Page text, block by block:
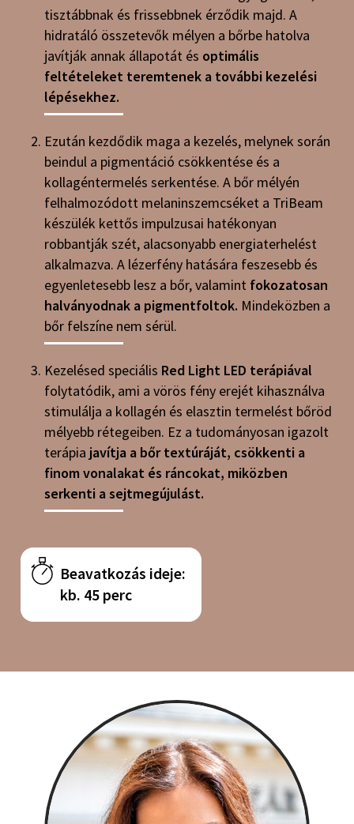
tisztábbnak és frissebbnek érződik majd. A
hidratáló összetevők mélyen a bőrbe hatolva
javítják annak állapotát és optimális
feltételeket teremtenek a további kezelési
lépésekhez.
Ezután kezdődik maga a kezelés, melynek során
beindul a pigmentáció csökkentése és a
kollagéntermelés serkentése. A bőr mélyén
felhalmozódott melaninszemcséket a TriBeam
készülék kettős impulzusai hatékonyan
robbantják szét, alacsonyabb energiaterhelést
alkalmazva. A lézerfény hatására feszesebb és
egyenletesebb lesz a bőr, valamintfokozatosan
halványodnak a pigmentfoltok. Mindeközben a
bőr felszíne nem sérül.
Kezelésed speciális Red Light LED terápiával
folytatódik, ami a vörös fény erejét kihasználva
stimulálja a kollagén és elasztin termelést bőröd
mélyebb rétegeiben. Ez a tudományosan igazolt
terápia javítja a bőr textúráját, csökkenti a
finom vonalakat és ráncokat, miközben
serkenti a sejtmegújulást.
Beavatkozás ideje:
kb. 45 perc